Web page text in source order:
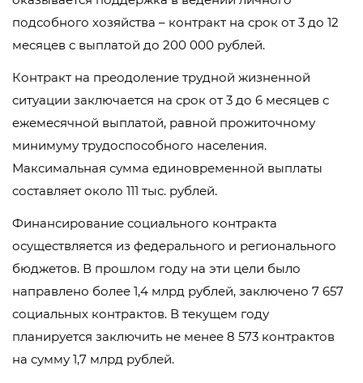
подсобного хозяйства – контракт на срок от 3 до 12
месяцев с выплатой до 200 000 рублей.
Контракт на преодоление трудной жизненной
ситуации заключается на срок от 3 до 6 месяцев с
ежемесячной выплатой, равной прожиточному
минимуму трудоспособного населения.
Максимальная сумма единовременной выплаты
составляет около 111 тыс. рублей.
Финансирование социального контракта
осуществляется из федерального и регионального
бюджетов. В прошлом году на эти цели было
направлено более 1,4 млрд рублей, заключено 7 657
социальных контрактов. В текущем году
планируется заключить не менее 8 573 контрактов
на сумму 1,7 млрд рублей.